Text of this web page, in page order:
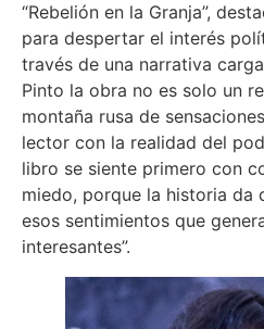
“Rebelión en la Granja”,
para despertar el interés
través de una narrativa
Pinto la obra no es solo un
montaña rusa de
lector con la realidad del
libro se siente primero con
miedo, porque la historia da
esos sentimientos que
interesantes”.